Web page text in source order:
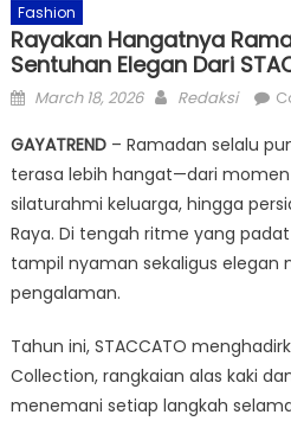
Fashion
Rayakan Hangatnya
Sentuhan Elegan Dari
Posted
March 18, 2026 Author
Redaksi
GAYATREND– Ramadan selalu
terasa lebih hangat—dari
silaturahmi keluarga, hingga
Raya. Di tengah ritme yang
tampil nyaman sekaligus elegan
pengalaman.
Tahun ini, STACCATO
Collection, rangkaian alas kaki
menemani setiap langkah